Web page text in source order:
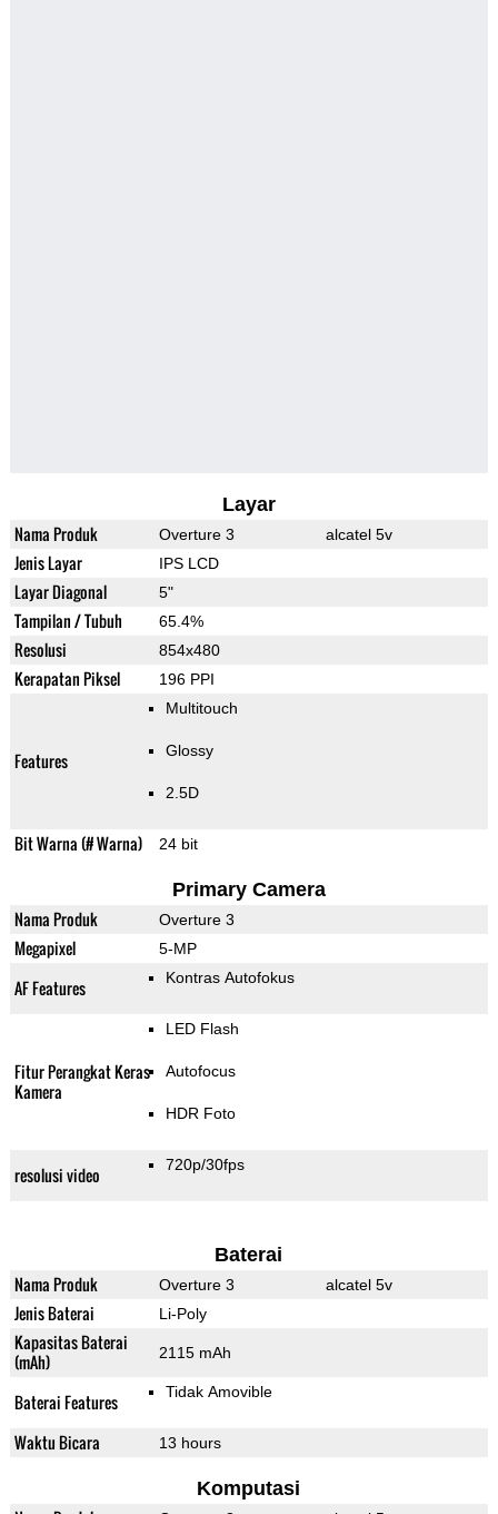
Layar
Nama Produk Overture 3 alcatel 5v
Jenis Layar IPS LCD
Layar Diagonal 5"
Tampilan / Tubuh 65.4%
Resolusi 854x480
Kerapatan Piksel 196 PPI
Features
Multitouch
Glossy
2.5D
Bit Warna (# Warna) 24 bit
Primary Camera
Nama Produk Overture 3
Megapixel 5-MP
AF Features Kontras Autofokus
Fitur Perangkat Keras
Kamera
LED Flash
Autofocus
HDR Foto
resolusi video 720p/30fps
Baterai
Nama Produk Overture 3 alcatel 5v
Jenis Baterai Li-Poly
Kapasitas Baterai
(mAh)
2115 mAh
Baterai Features Tidak Amovible
Waktu Bicara 13 hours
Komputasi